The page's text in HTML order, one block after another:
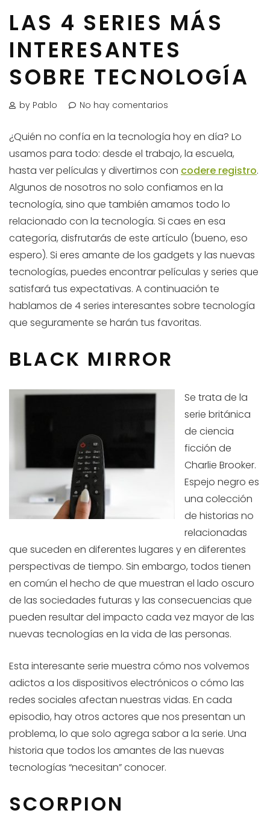
LAS 4 SERIES MÁS
INTERESANTES
SOBRE TECNOLOGÍA
by Pablo No hay comentarios
¿Quién no confía en la tecnología hoy en día? Lo
usamos para todo: desde el trabajo, la escuela,
hasta ver películas y divertirnos con codere registro.
Algunos de nosotros no solo confiamos en la
tecnología, sino que también amamos todo lo
relacionado con la tecnología. Si caes en esa
categoría, disfrutarás de este artículo (bueno, eso
espero). Si eres amante de los gadgets y las nuevas
tecnologías, puedes encontrar películas y series que
satisfará tus expectativas. A continuación te
hablamos de 4 series interesantes sobre tecnología
que seguramente se harán tus favoritas.
BLACK MIRROR
Se trata de la
serie británica
de ciencia
ficción de
Charlie Brooker.
Espejo negro es
una colección
de historias no
relacionadas
que suceden en diferentes lugares y en diferentes
perspectivas de tiempo. Sin embargo, todos tienen
en común el hecho de que muestran el lado oscuro
de las sociedades futuras y las consecuencias que
pueden resultar del impacto cada vez mayor de las
nuevas tecnologías en la vida de las personas.
Esta interesante serie muestra cómo nos volvemos
adictos a los dispositivos electrónicos o cómo las
redes sociales afectan nuestras vidas. En cada
episodio, hay otros actores que nos presentan un
problema, lo que solo agrega sabor a la serie. Una
historia que todos los amantes de las nuevas
tecnologías “necesitan” conocer.
SCORPION